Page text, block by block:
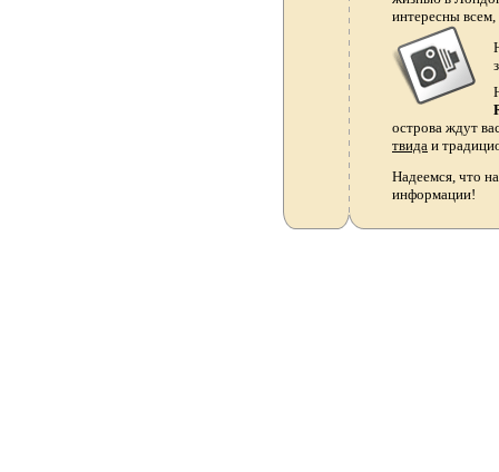
интересны
острова ждут
твида и
Надеемся, что
информации!